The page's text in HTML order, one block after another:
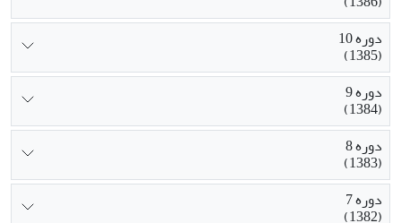
دوره 10
(1385)
دوره 9
(1384)
دوره 8
(1383)
دوره 7
(1382)